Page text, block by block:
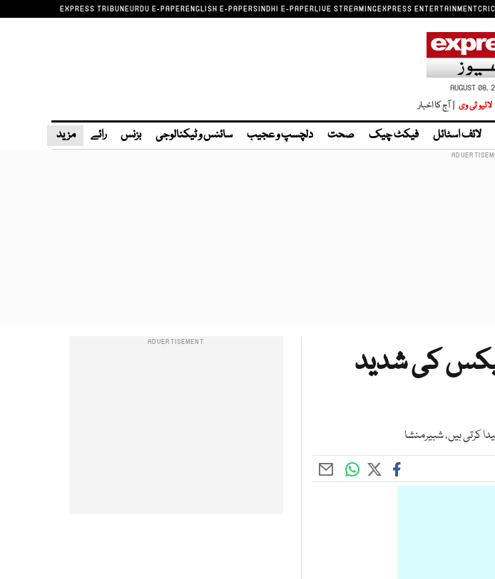
EXPRESS TRIBUNEURDU E-PAPERENGLISH E-PAPERSINDHI E-PAPERLIVE STREAMINGEXPRESS ENTERTAINMENT
AUGUST 08,
لائیو ٹی وی | آج کا اخبار
لائف اسٹائل فیکٹ چیک صحت دلچسپ و عجیب سائنس و ٹیکنالوجی بزنس رائے مزید
کی شدید